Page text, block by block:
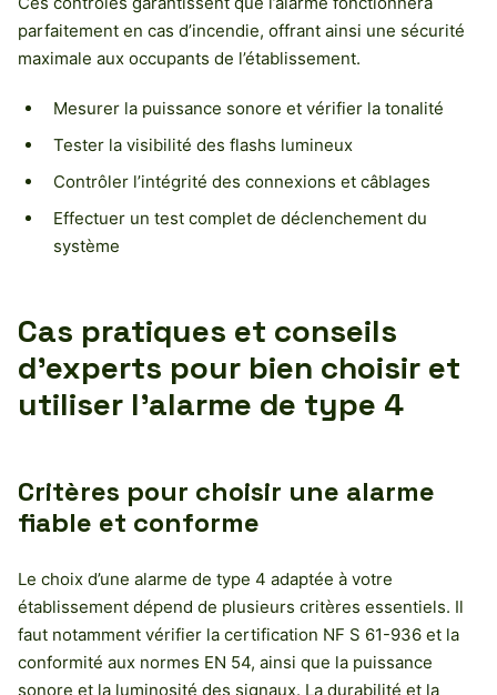
parfaitement en cas d’incendie, offrant ainsi une sécurité
maximale aux occupants de l’établissement.
Mesurer la puissance sonore et vérifier la tonalité
Tester la visibilité des flashs lumineux
Contrôler l’intégrité des connexions et câblages
Effectuer un test complet de déclenchement du
système
Cas pratiques et conseils
d’experts pour bien choisir et
utiliser l’alarme de type 4
Critères pour choisir une alarme
fiable et conforme
Le choix d’une alarme de type 4 adaptée à votre
établissement dépend de plusieurs critères essentiels. Il
faut notamment vérifier la certification NF S 61-936 et la
conformité aux normes EN 54, ainsi que la puissance
sonore et la luminosité des signaux. La durabilité et la